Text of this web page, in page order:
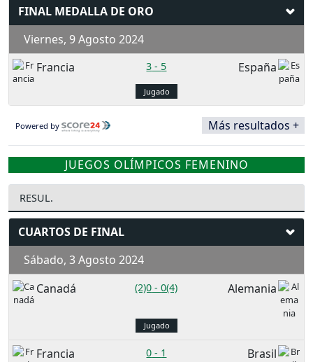
FINAL MEDALLA DE ORO
Viernes, 9 Agosto 2024
Francia
3 - 5 España
Jugado
Powered by Más resultados +
JUEGOS OLÍMPICOS FEMENINO
RESUL.
CUARTOS DE FINAL
Sábado, 3 Agosto 2024
Canadá
(2)0 -0(4) Alemania
Jugado
Francia 0 - 1 Brasil